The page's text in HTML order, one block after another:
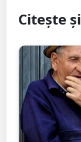
Citește și